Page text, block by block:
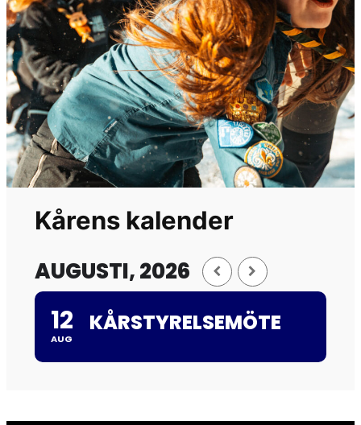
Kårens kalender
AUGUSTI, 2026
12
AUG
KÅRSTYRELSEMÖTE